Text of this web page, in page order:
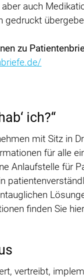
aber auch
gedruckt
zu
ich?“
mit Sitz in
für alle
Anlaufstelle für
finden Sie
vertreibt,